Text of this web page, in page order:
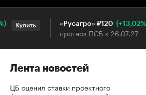
Купить «Русагро» ₽120 (+13,02%)
прогноз ПСБ к 26.07.27
Лента новостей
ЦБ оценил ставки проектного